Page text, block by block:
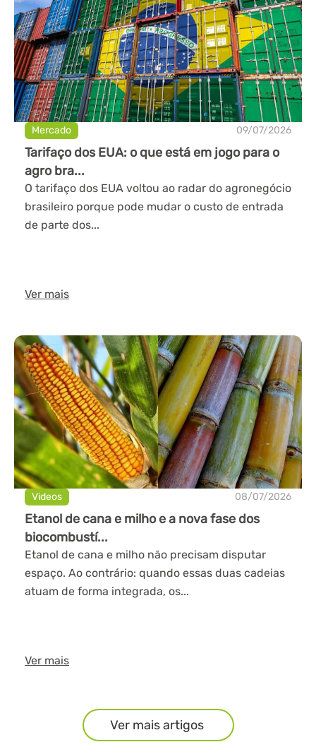
Mercado 09/07/2026
Tarifaço dos EUA: o que está em jogo para o
agro bra...
O tarifaço dos EUA voltou ao radar do agronegócio
brasileiro porque pode mudar o custo de entrada
de parte dos...
Ver mais
Videos 08/07/2026
Etanol de cana e milho e a nova fase dos
biocombustí...
Etanol de cana e milho não precisam disputar
espaço. Ao contrário: quando essas duas cadeias
atuam de forma integrada, os...
Ver mais
Ver mais artigos